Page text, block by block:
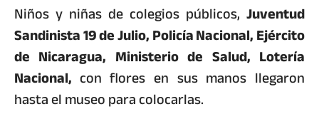
Niños y niñas de colegios públicos, Juventud
Sandinista 19 de Julio, Policía Nacional, Ejército
de Nicaragua, Ministerio de Salud, Lotería
Nacional, con flores en sus manos llegaron
hasta el museo para colocarlas.